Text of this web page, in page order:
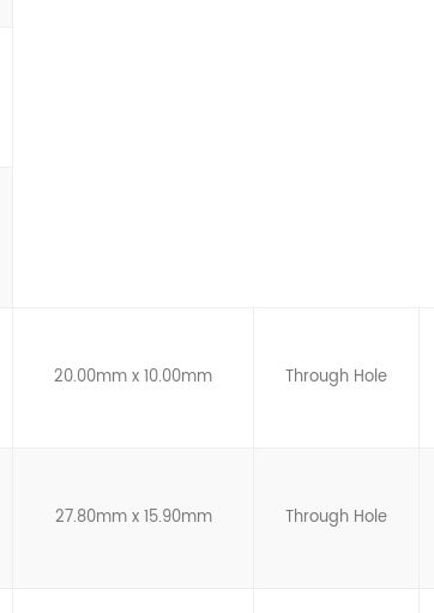
20.00mm x 10.00mm Through Hole
27.80mm x 15.90mm Through Hole